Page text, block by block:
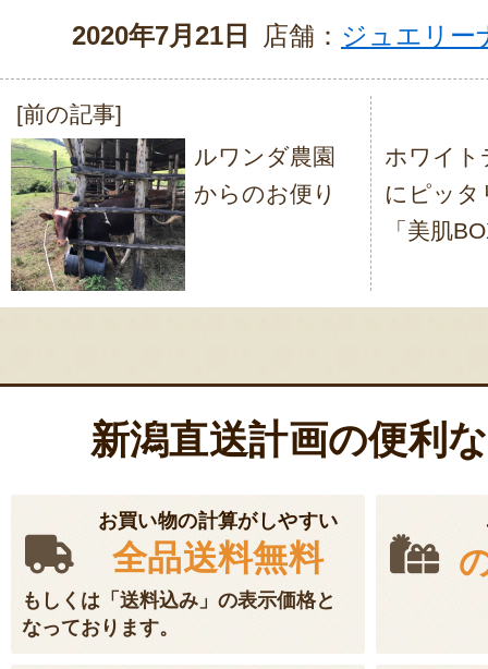
2020年7月21日 店舗： ジュエリー
投
稿
ナ
ビ
ゲ
[前の記事]
ルワンダ農園
からのお便り
ホワイト
にピッタ
「美肌
新潟直送計画の便利
お買い物の計算がしやすい
全品送料無料
もしくは「送料込み」の表示価格と
なっております。